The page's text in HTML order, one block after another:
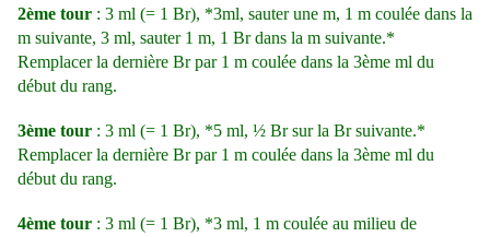
2ème tour : 3 ml (= 1 Br), *3ml, sauter une m, 1 m coulée dans la
m suivante, 3 ml, sauter 1 m, 1 Br dans la m suivante.*
Remplacer la dernière Br par 1 m coulée dans la 3ème ml du
début du rang.
3ème tour : 3 ml (= 1 Br), *5 ml, ½ Br sur la Br suivante.*
Remplacer la dernière Br par 1 m coulée dans la 3ème ml du
début du rang.
4ème tour : 3 ml (= 1 Br), *3 ml, 1 m coulée au milieu de